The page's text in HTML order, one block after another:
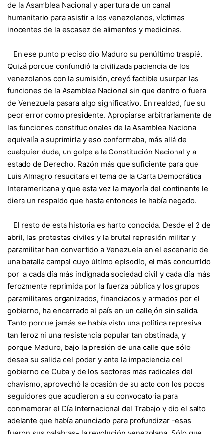
de la Asamblea Nacional y apertura de un canal
humanitario para asistir a los venezolanos, víctimas
inocentes de la escasez de alimentos y medicinas.
En ese punto preciso dio Maduro su penúltimo traspié.
Quizá porque confundió la civilizada paciencia de los
venezolanos con la sumisión, creyó factible usurpar las
funciones de la Asamblea Nacional sin que dentro o fuera
de Venezuela pasara algo significativo. En realdad, fue su
peor error como presidente. Apropiarse arbitrariamente de
las funciones constitucionales de la Asamblea Nacional
equivalía a suprimirla y eso conformaba, más allá de
cualquier duda, un golpe a la Constitución Nacional y al
estado de Derecho. Razón más que suficiente para que
Luis Almagro resucitara el tema de la Carta Democrática
Interamericana y que esta vez la mayoría del continente le
diera un respaldo que hasta entonces le había negado.
El resto de esta historia es harto conocida. Desde el 2 de
abril, las protestas civiles y la brutal represión militar y
paramilitar han convertido a Venezuela en el escenario de
una batalla campal cuyo último episodio, el más concurrido
por la cada día más indignada sociedad civil y cada día más
ferozmente reprimida por la fuerza pública y los grupos
paramilitares organizados, financiados y armados por el
gobierno, ha encerrado al país en un callejón sin salida.
Tanto porque jamás se había visto una política represiva
tan feroz ni una resistencia popular tan obstinada, y
porque Maduro, bajo la presión de una calle que sólo
desea su salida del poder y ante la impaciencia del
gobierno de Cuba y de los sectores más radicales del
chavismo, aprovechó la ocasión de su acto con los pocos
seguidores que acudieron a su convocatoria para
conmemorar el Día Internacional del Trabajo y dio el salto
adelante que había anunciado para profundizar -esas